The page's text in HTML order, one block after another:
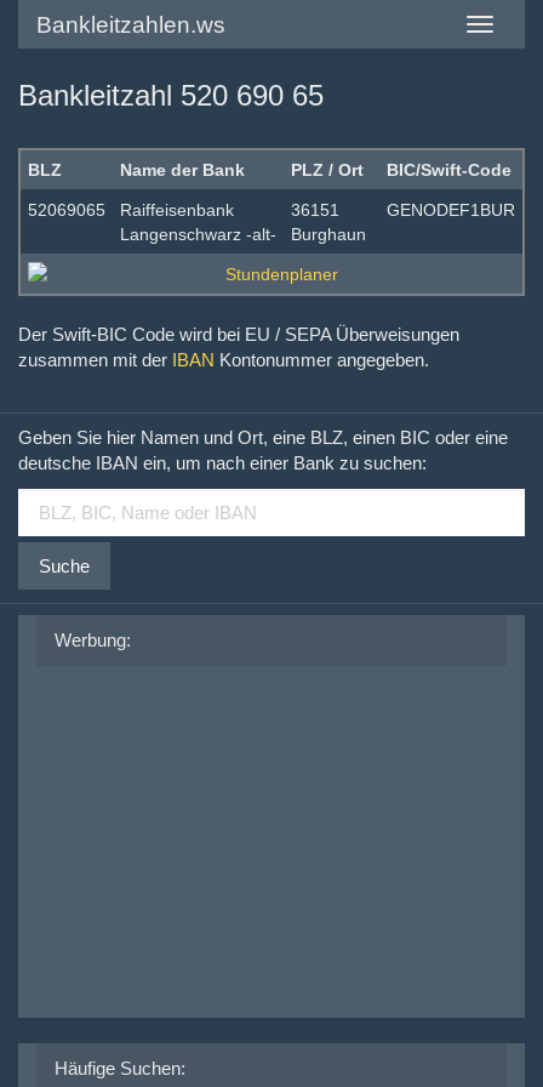
Toggle
Bankleitzahlen.ws
Bankleitzahl 520 690 65
BLZ Name der Bank PLZ / Ort BIC/Swift-Code
52069065
Raiffeisenbank
Langenschwarz -alt-
36151
Burghaun
GENODEF1BUR
Der Swift-BIC Code wird bei EU / SEPA Überweisungen
zusammen mit der IBAN Kontonummer angegeben.
Geben Sie hier Namen und Ort, eine BLZ, einen BIC oder eine
deutsche IBAN ein, um nach einer Bank zu suchen:
Suche
Werbung:
Häufige Suchen: